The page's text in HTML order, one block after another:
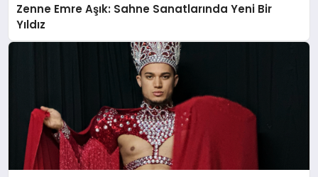
Zenne Emre Aşık: Sahne Sanatlarında Yeni Bir
Yıldız